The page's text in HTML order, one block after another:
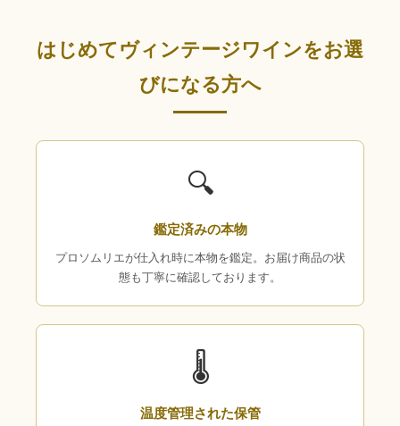
はじめてヴィンテージワインをお選
びになる方へ
🔍
鑑定済みの本物
プロソムリエが仕入れ時に本物を鑑定。お届け商品の状
態も丁寧に確認しております。
🌡
温度管理された保管